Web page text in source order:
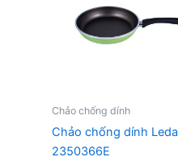
Chảo chống dính
Chảo chống dính Leda
2350366E